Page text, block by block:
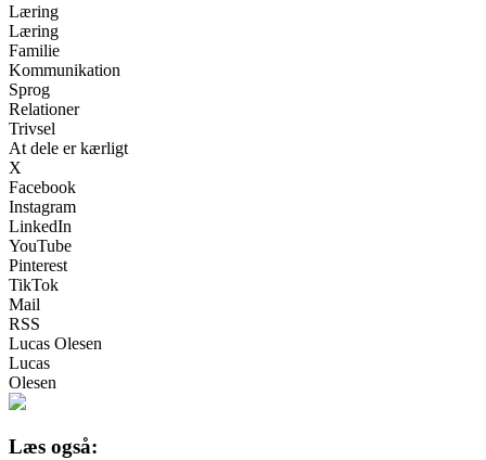
Læring
Læring
Familie
Kommunikation
Sprog
Relationer
Trivsel
At dele er kærligt
X
Facebook
Instagram
LinkedIn
YouTube
Pinterest
TikTok
Mail
RSS
Lucas Olesen
Lucas
Olesen
Læs også: